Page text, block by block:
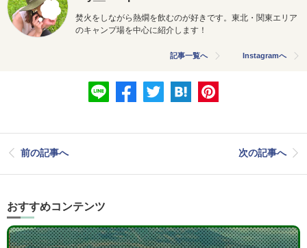
焚火をしながら熱燗を飲むのが好きです。東北・ 関東エリア
のキャンプ場を中心に紹介します！
記事一覧へ Instagramへ
前の記事へ 次の記事へ
おすすめコンテンツ